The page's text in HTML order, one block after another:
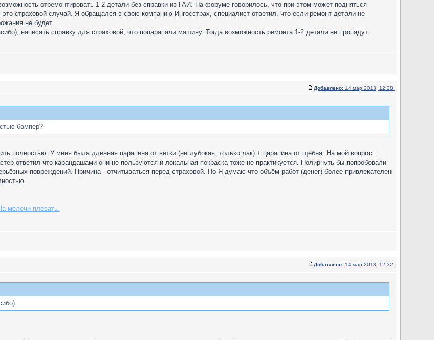
отремонтировать 1-2 детали без справки из ГАИ. На форуме говорилось, что при этом может подняться
страховой случай. Я обращался в свою компанию Ингосстрах, специалист ответил, что если ремонт детали не
не будет.
написать справку для страховой, что поцарапали машину. Тогда возможность ремонта 1-2 детали не пропадут.
Добавлено: 14 мар 2013, 12:28
бампер?
полностью. У меня была длинная царапина от ветки (неглубокая, только лак) + царапина от щебня. На мой вопрос :
ответил что карандашами они не пользуются и локальная покраска тоже не практикуется. Полирнуть бы попробовали
повреждений. Причина - отчитываться перед страховой. Но Я думаю что объём работ (денег) более привлекателен
мелочи плевать.
Добавлено: 14 мар 2013, 12:32